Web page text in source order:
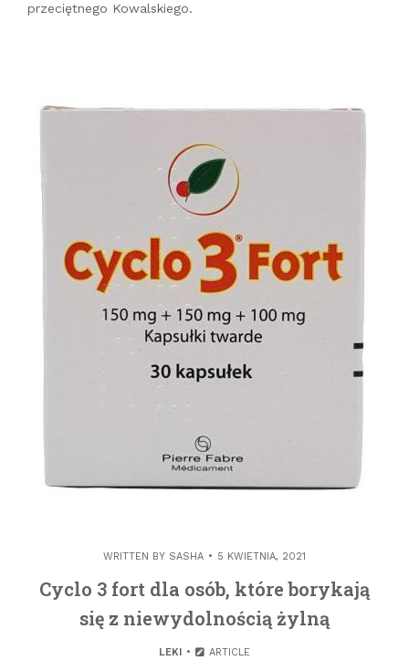
przeciętnego Kowalskiego.
WRITTEN BY SASHA 5 KWIETNIA, 2021
Cyclo 3 fort dla osób, które borykają
się z niewydolnością żylną
LEKI ARTICLE